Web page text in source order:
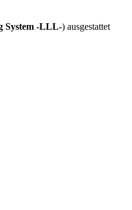
System -LLL-) ausgestattet